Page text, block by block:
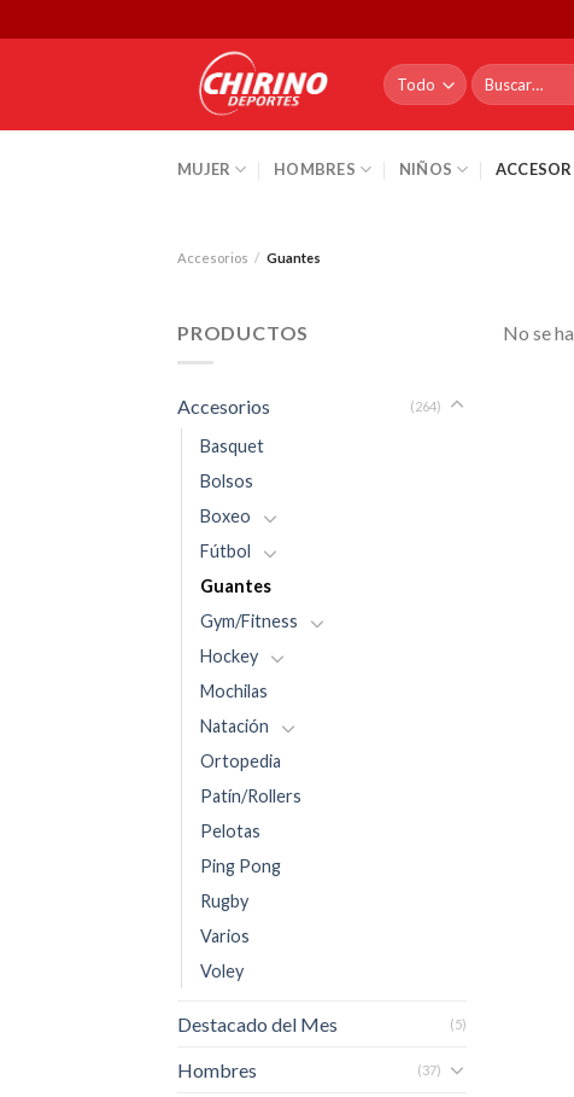
to
Buscar
por:
MUJER HOMBRES NIÑOS
Accesorios / Guantes
PRODUCTOS
Accesorios (264)
Basquet
Bolsos
Boxeo
Fútbol
Guantes
Gym/Fitness
Hockey
Mochilas
Natación
Ortopedia
Patín/Rollers
Pelotas
Ping Pong
Rugby
Varios
Voley
Destacado del Mes (5)
Hombres (37)
No se